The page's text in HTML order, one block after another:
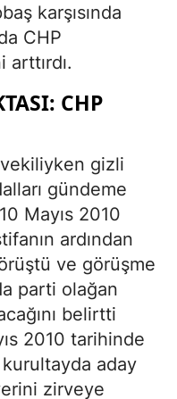
karşısında
CHP
CHP
gizli
gündeme
Mayıs 2010
ardından
ve görüşme
parti olağan
belirtti
2010 tarihinde
aday
zirveye